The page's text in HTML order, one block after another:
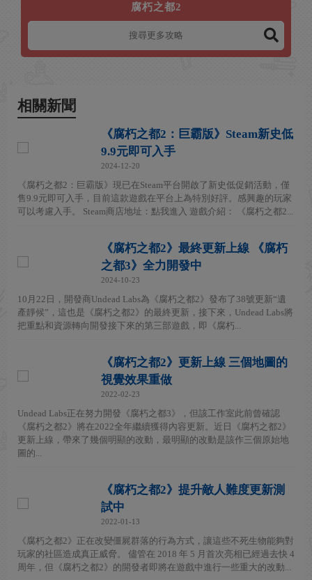
腐朽之都2
相關新聞
《腐朽之都2：巨霸版》Steam新史低
9.9元即可入手
2024-12-20
《腐朽之都2：巨霸版》現已在Steam平台開啟了新史低促銷活動，僅
售9.9元即可入手，目前這款遊戲在平台上為特別好評。感興趣的玩家
可以考慮入手。 Steam商店地址：點我進入 遊戲介紹： 《腐朽之都2...
《腐朽之都2》最終更新上線 《腐朽
之都3》全力開發中
2024-10-23
10月22日，開發商Undead Labs為《腐朽之都2》發布了38號更新“遺
產靜候”，這也是《腐朽之都2》的最終更新，接下來，Undead Labs將
把重點和資源轉向開發接下來的第三部遊戲，即《腐朽...
《腐朽之都2》更新上線 三個地圖的
視覺效果重做
2022-02-23
Undead Labs正在努力開發《腐朽之都3》，但該工作室此前曾確認
《腐朽之都2》將在2022全年繼續獲得內容更新。近日《腐朽之都2》
更新上線，帶來了幾個明顯的改動，最明顯的改動是該作三個原始地
圖的...
《腐朽之都2》提升敵人難度更新測
試中
2022-01-13
《腐朽之都2》正在改變僵屍群落的行為方式，讓這些不死生物能夠對
玩家的社區造成真正威脅。 儘管在 2018 年 5 月首次亮相已經過去快 4
周年，但《腐朽之都2》的開發者即將在遊戲中進行一些重大的改動...